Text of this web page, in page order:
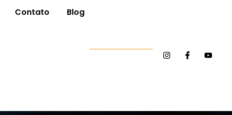
Contato Blog